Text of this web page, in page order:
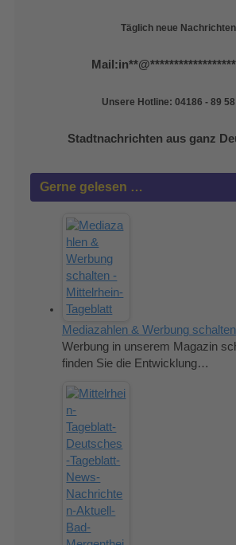
Täglich neue Nachrichten
Mail:in**@
Unsere Hotline: 04186 - 89
Stadtnachrichten aus ganz
Gerne gelesen …
Mediazahlen & Werbung
Werbung in unserem Magazin
finden Sie die Entwicklung…